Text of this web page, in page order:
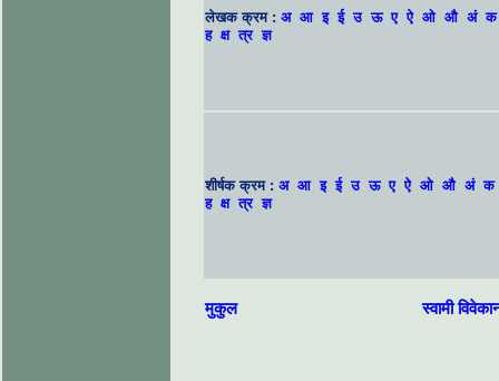
लेखक क्रम : अ आ इ ई उ ऊ ए ऐ ओ औ अं क
ह क्ष त्र ज्ञ
शीर्षक क्रम : अ आ इ ई उ ऊ ए ऐ ओ औ अं क
ह क्ष त्र ज्ञ
मुकुल स्वामी